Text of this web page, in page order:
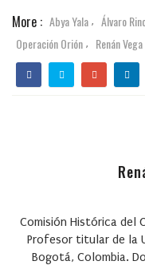
More : Abya Yala , Álvaro
Operación Orión , Renán
Comisión Histórica del
Profesor titular de la
Bogotá, Colombia.